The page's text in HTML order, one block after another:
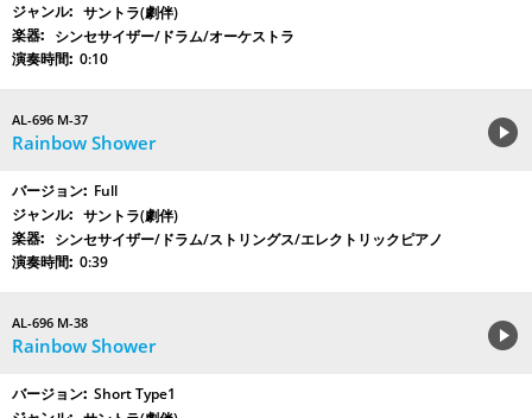
サントラ(劇伴)
シンセサイザー/ドラム/オーケストラ
0:10
AL-696 M-37
Rainbow Shower
Full
サントラ(劇伴)
シンセサイザー/ドラム/ストリングス/エレクトリックピアノ
0:39
AL-696 M-38
Rainbow Shower
Short Type1